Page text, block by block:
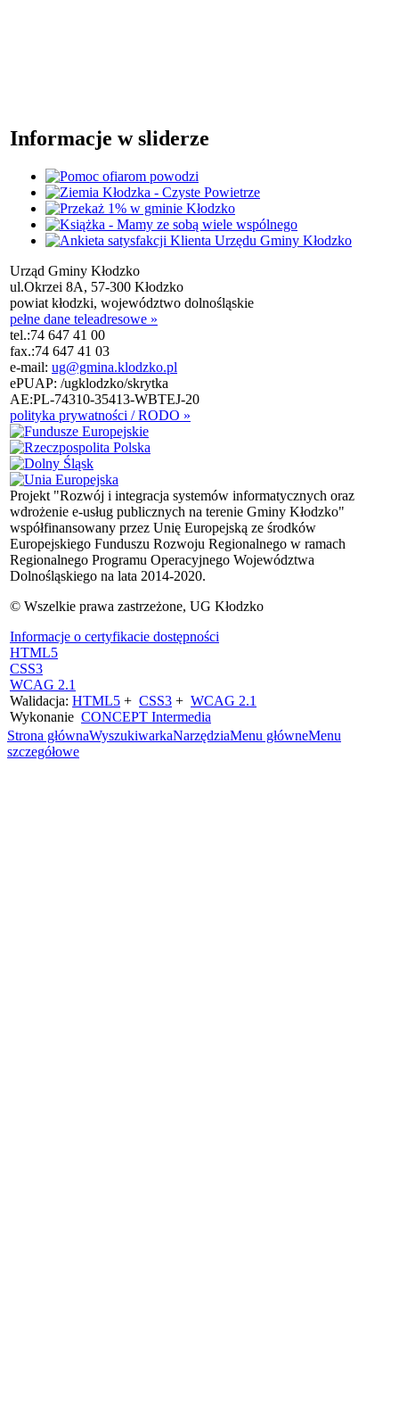
Informacje w sliderze
Urząd Gminy Kłodzko
ul.Okrzei 8A, 57-300 Kłodzko
powiat kłodzki, województwo dolnośląskie
pełne dane teleadresowe »
tel.:74 647 41 00
fax.:74 647 41 03
e-mail: ug@gmina.klodzko.pl
ePUAP: /ugklodzko/skrytka
AE:PL-74310-35413-WBTEJ-20
polityka prywatności / RODO »
Projekt "Rozwój i integracja systemów informatycznych oraz
wdrożenie e-usług publicznych na terenie Gminy Kłodzko"
współfinansowany przez Unię Europejską ze środków
Europejskiego Funduszu Rozwoju Regionalnego w ramach
Regionalnego Programu Operacyjnego Województwa
Dolnośląskiego na lata 2014-2020.
© Wszelkie prawa zastrzeżone, UG Kłodzko
Informacje o certyfikacie dostępności
HTML5
CSS3
WCAG 2.1
Walidacja: HTML5 + CSS3 + WCAG 2.1
Wykonanie CONCEPT Intermedia
Strona głównaWyszukiwarkaNarzędziaMenu główneMenu
szczegółowe